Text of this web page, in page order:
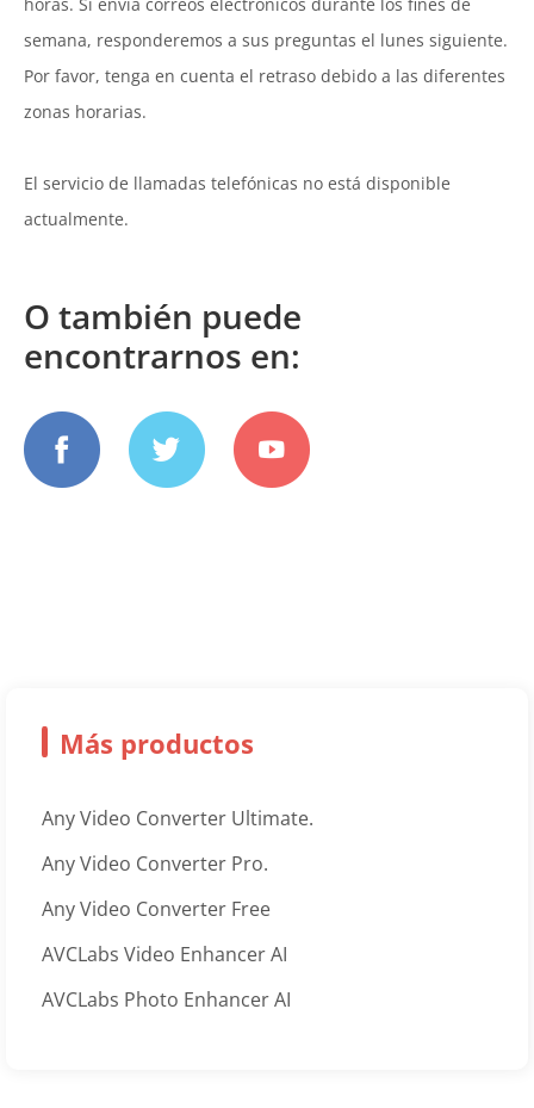
semana, responderemos a sus preguntas el lunes siguiente.
Por favor, tenga en cuenta el retraso debido a las diferentes
zonas horarias.
El servicio de llamadas telefónicas no está disponible
actualmente.
O también puede
encontrarnos en:
Más productos
Any Video Converter Ultimate.
Any Video Converter Pro.
Any Video Converter Free
AVCLabs Video Enhancer AI
AVCLabs Photo Enhancer AI